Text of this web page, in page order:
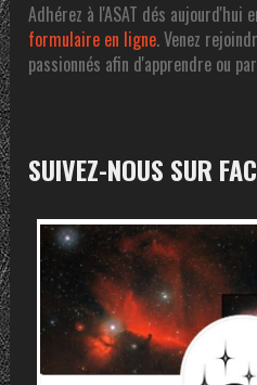
Adhérez à l'ASAT dés aujourd'hui
formulaire en ligne. Venez
passionnés afin d'apprendre ou
SUIVEZ-NOUS SUR